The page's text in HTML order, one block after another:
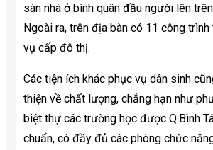
sàn nhà ở bình quân đầu người lên
Ngoài ra, trên địa bàn có 11 công
vụ cấp đô thị.
Các tiện ích khác phục vụ dân sinh
thiện về chất lượng, chẳng hạn như
biệt thự các trường học được Q.Bình
chuẩn, có đầy đủ các phòng chức